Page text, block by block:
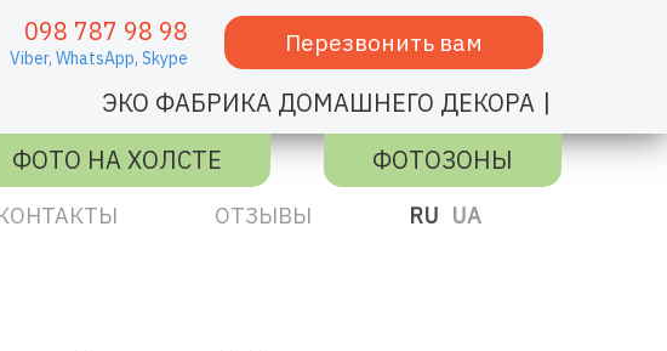
098 787 98 98
Viber, WhatsApp, Skype
Перезвонить вам
ЭКО ФАБРИКА ДОМАШНЕГО ДЕКОРА |
ФОТО НА ХОЛСТЕ ФОТОЗОНЫ
ОТЗЫВЫ RU UA